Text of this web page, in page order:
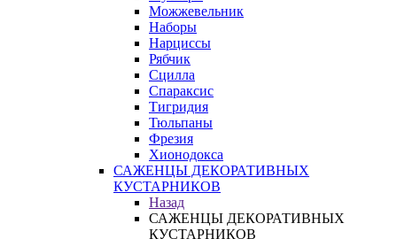
Можжевельник
Наборы
Нарциссы
Рябчик
Сцилла
Спараксис
Тигридия
Тюльпаны
Фрезия
Хионодокса
САЖЕНЦЫ ДЕКОРАТИВНЫХ
КУСТАРНИКОВ
Назад
САЖЕНЦЫ ДЕКОРАТИВНЫХ
КУСТАРНИКОВ